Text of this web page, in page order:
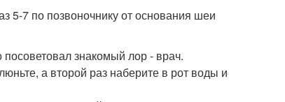
5-7 по позвоночнику от основания шеи
посоветовал знакомый лор - врач.
а второй раз наберите в рот воды и